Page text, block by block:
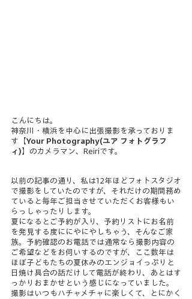
こんにちは。
神奈川・横浜を中心に出張撮影を承っておりま
す【Your Photography(ユア フォトグラフ
ィ) 】のカメラマン、Reiriです。
以前の記事の通り、私は12年ほどフォトスタジオ
で撮影をしていたのですが、それだけの期間務め
ていると毎年ご担当させていただくお客様もい
らっしゃったりします。
夏になるとご予約が入り、予約リストにお名前
を発見する度ににやにやしちゃう、そんなご家
族。予約確認のお電話では通常なら撮影内容の
ご希望などをお伺いするのですが、ここ数年は
ほぼ子どもたちの夏休みのエンジョイっぷりと
日焼け具合の話だけして電話が終わり、あとはす
っかりおまかせという感じになっていました。
撮影はいつもハチャメチャに楽しくて、とにかく